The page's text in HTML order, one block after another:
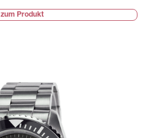
zum Produkt